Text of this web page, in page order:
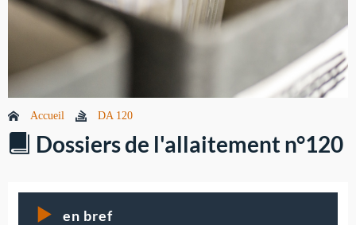
Accueil DA 120
Dossiers de l'allaitement n°120
en bref